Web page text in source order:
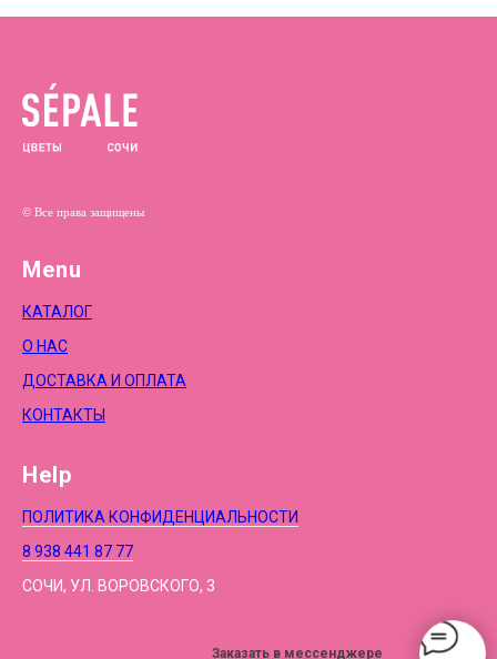
© Все права защищены
Menu
КАТАЛОГ
О НАС
ДОСТАВКА И ОПЛАТА
КОНТАКТЫ
Help
ПОЛИТИКА КОНФИДЕНЦИАЛЬНОСТИ
8 938 441 87 77
СОЧИ, УЛ. ВОРОВСКОГО, 3
Заказать в мессенджере